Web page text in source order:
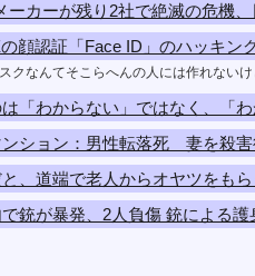
ーカーが残り2社で絶滅の危機
の顔認証「Face ID」のハッキ
クなんてそこらへんの人には作れない
「わからない」ではなく、「
ンション：男性転落死 妻を殺
、道端で老人からオヤツをもら
銃が暴発、2人負傷 銃による護